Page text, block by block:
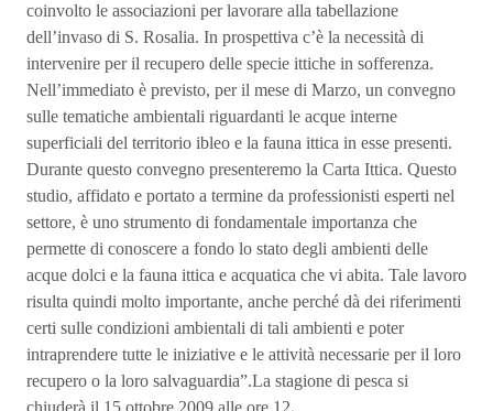
coinvolto le associazioni per lavorare alla tabellazione
dell’invaso di S. Rosalia. In prospettiva c’è la necessità di
intervenire per il recupero delle specie ittiche in sofferenza.
Nell’immediato è previsto, per il mese di Marzo, un convegno
sulle tematiche ambientali riguardanti le acque interne
superficiali del territorio ibleo e la fauna ittica in esse presenti.
Durante questo convegno presenteremo la Carta Ittica. Questo
studio, affidato e portato a termine da professionisti esperti nel
settore, è uno strumento di fondamentale importanza che
permette di conoscere a fondo lo stato degli ambienti delle
acque dolci e la fauna ittica e acquatica che vi abita. Tale lavoro
risulta quindi molto importante, anche perché dà dei riferimenti
certi sulle condizioni ambientali di tali ambienti e poter
intraprendere tutte le iniziative e le attività necessarie per il loro
recupero o la loro salvaguardia”.La stagione di pesca si
chiuderà il 15 ottobre 2009 alle ore 12.